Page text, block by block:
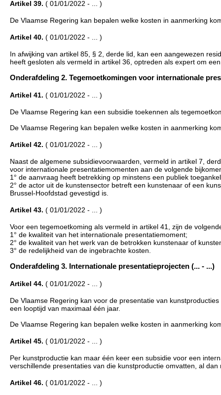
Artikel 39. ( 01/01/2022 - ... )
De Vlaamse Regering kan bepalen welke kosten in aanmerking
Artikel 40. ( 01/01/2022 - ... )
In afwijking van artikel 85, § 2, derde lid, kan een aangewezen
heeft gesloten als vermeld in artikel 36, optreden als expert om
Onderafdeling 2. Tegemoetkomingen voor internationale
Artikel 41. ( 01/01/2022 - ... )
De Vlaamse Regering kan een subsidie toekennen als
De Vlaamse Regering kan bepalen welke kosten in aanmerking
Artikel 42. ( 01/01/2022 - ... )
Naast de algemene subsidievoorwaarden, vermeld in artikel 7,
voor internationale presentatiemomenten aan de volgende
1° de aanvraag heeft betrekking op minstens een publiek
2° de actor uit de kunstensector betreft een kunstenaar of een
Brussel-Hoofdstad gevestigd is.
Artikel 43. ( 01/01/2022 - ... )
Voor een tegemoetkoming als vermeld in artikel 41, zijn de
1° de kwaliteit van het internationale presentatiemoment;
2° de kwaliteit van het werk van de betrokken kunstenaar of
3° de redelijkheid van de ingebrachte kosten.
Onderafdeling 3. Internationale presentatieprojecten (... - ...)
Artikel 44. ( 01/01/2022 - ... )
De Vlaamse Regering kan voor de presentatie van
een looptijd van maximaal één jaar.
De Vlaamse Regering kan bepalen welke kosten in aanmerking
Artikel 45. ( 01/01/2022 - ... )
Per kunstproductie kan maar één keer een subsidie voor een
verschillende presentaties van die kunstproductie omvatten, al
Artikel 46. ( 01/01/2022 - ... )